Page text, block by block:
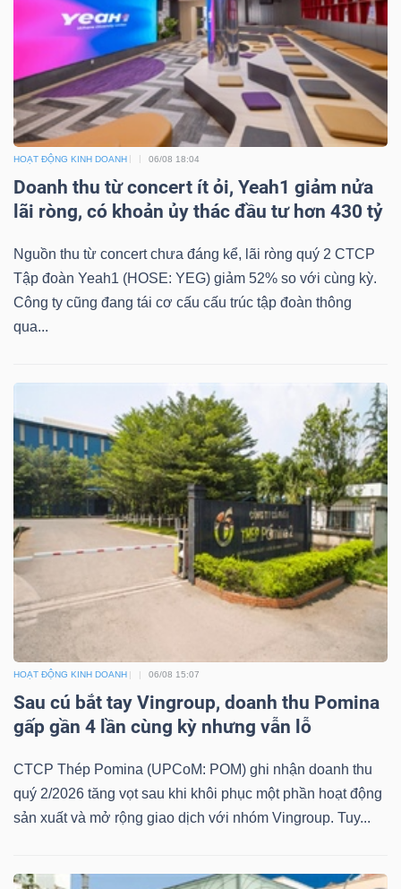
HOẠT ĐỘNG KINH DOANH 06/08 18:04
Doanh thu từ concert ít ỏi, Yeah1 giảm nửa
lãi ròng, có khoản ủy thác đầu tư hơn 430 tỷ
Nguồn thu từ concert chưa đáng kể, lãi ròng quý 2 CTCP
Tập đoàn Yeah1 (HOSE: YEG) giảm 52% so với cùng kỳ.
Công ty cũng đang tái cơ cấu cấu trúc tập đoàn thông
qua...
HOẠT ĐỘNG KINH DOANH 06/08 15:07
Sau cú bắt tay Vingroup, doanh thu Pomina
gấp gần 4 lần cùng kỳ nhưng vẫn lỗ
CTCP Thép Pomina (UPCoM: POM) ghi nhận doanh thu
quý 2/2026 tăng vọt sau khi khôi phục một phần hoạt động
sản xuất và mở rộng giao dịch với nhóm Vingroup. Tuy...